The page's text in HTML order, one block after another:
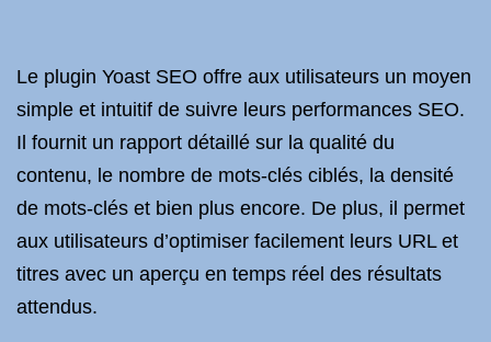
Le plugin Yoast SEO offre aux utilisateurs un moyen
simple et intuitif de suivre leurs performances SEO.
Il fournit un rapport détaillé sur la qualité du
contenu, le nombre de mots-clés ciblés, la densité
de mots-clés et bien plus encore. De plus, il permet
aux utilisateurs d’optimiser facilement leurs URL et
titres avec un aperçu en temps réel des résultats
attendus.